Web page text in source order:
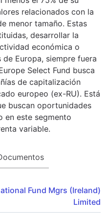
relacionados con la
menor tamaño. Estas
desarrollar la
económica o
Europa, siempre fuera
Select Fund busca
de capitalización
europeo (ex-RU). Está
buscan oportunidades
en este segmento
variable.
Fund Mgrs (Ireland)
Limited